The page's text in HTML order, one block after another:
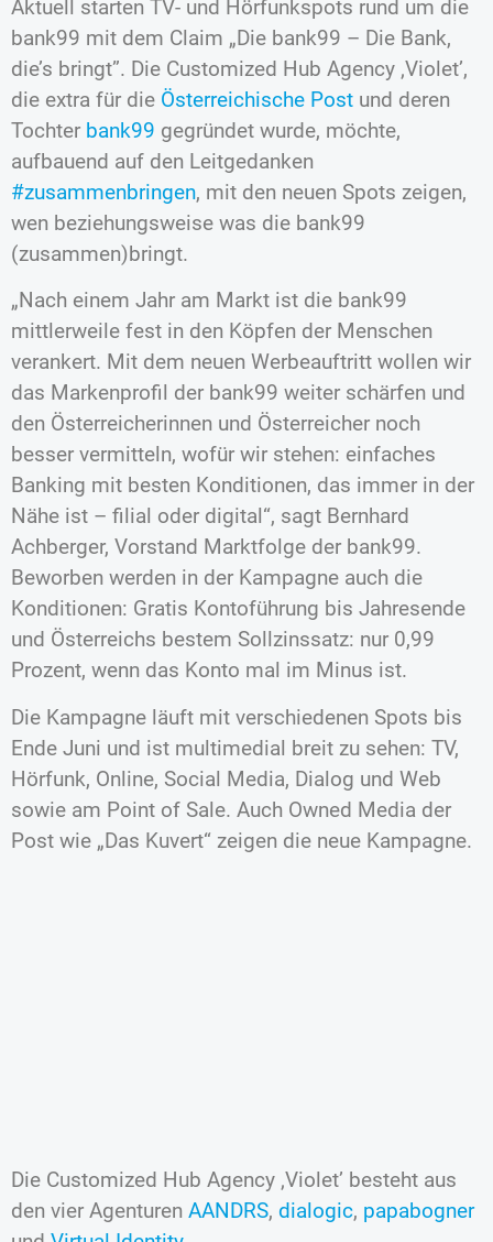
Aktuell starten TV- und Hörfunkspots rund um die
bank99 mit dem Claim „Die bank99 – Die Bank,
die’s bringt”. Die Customized Hub Agency ‚Violet’,
die extra für die Österreichische Post und deren
Tochter bank99 gegründet wurde, möchte,
aufbauend auf den Leitgedanken
#zusammenbringen, mit den neuen Spots zeigen,
wen beziehungsweise was die bank99
(zusammen)bringt.
„Nach einem Jahr am Markt ist die bank99
mittlerweile fest in den Köpfen der Menschen
verankert. Mit dem neuen Werbeauftritt wollen wir
das Markenprofil der bank99 weiter schärfen und
den Österreicherinnen und Österreicher noch
besser vermitteln, wofür wir stehen: einfaches
Banking mit besten Konditionen, das immer in der
Nähe ist – filial oder digital“, sagt Bernhard
Achberger, Vorstand Marktfolge der bank99.
Beworben werden in der Kampagne auch die
Konditionen: Gratis Kontoführung bis Jahresende
und Österreichs bestem Sollzinssatz: nur 0,99
Prozent, wenn das Konto mal im Minus ist.
Die Kampagne läuft mit verschiedenen Spots bis
Ende Juni und ist multimedial breit zu sehen: TV,
Hörfunk, Online, Social Media, Dialog und Web
sowie am Point of Sale. Auch Owned Media der
Post wie „Das Kuvert“ zeigen die neue Kampagne.
Die Customized Hub Agency ‚Violet’ besteht aus
den vier Agenturen AANDRS, dialogic, papabogner